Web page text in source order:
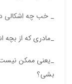
_ خب چه اشکالی
_مادری که از بچه
_یعنی ممکن
بشی؟